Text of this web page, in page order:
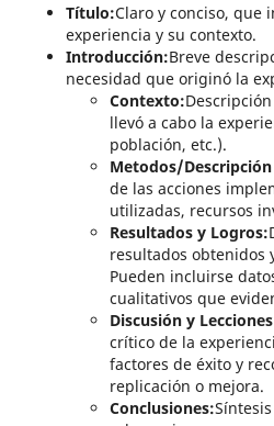
Título:Claro y conciso, que
experiencia y su contexto.
Introducción:Breve
necesidad que originó la
Contexto:
llevó a cabo la
población, etc.).
Metodos/
de las acciones
utilizadas, recursos
Resultados y Logros:
resultados obtenidos
Pueden incluirse
cualitativos que
Discusión y
crítico de la
factores de éxito y
replicación o mejora.
Conclusiones: